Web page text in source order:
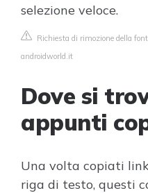
selezione veloce.
Richiesta di rimozione della
androidworld.it
Dove si
appunti
Una volta copiati
riga di testo, questi